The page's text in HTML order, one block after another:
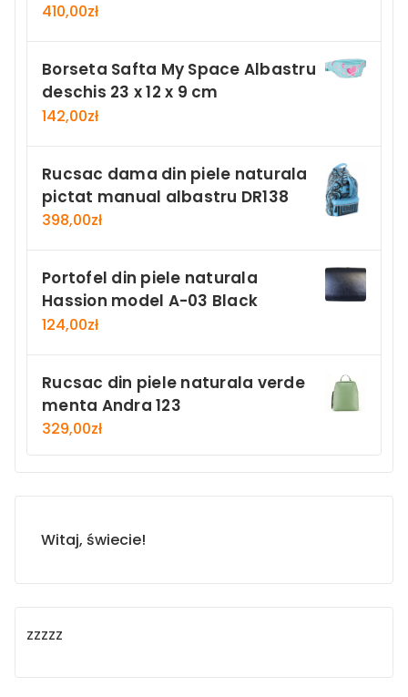
410,00zł
Borseta Safta My Space Albastru
deschis 23 x 12 x 9 cm
142,00zł
Rucsac dama din piele naturala
pictat manual albastru DR138
398,00zł
Portofel din piele naturala
Hassion model A-03 Black
124,00zł
Rucsac din piele naturala verde
menta Andra 123
329,00zł
Witaj, świecie!
zzzzz